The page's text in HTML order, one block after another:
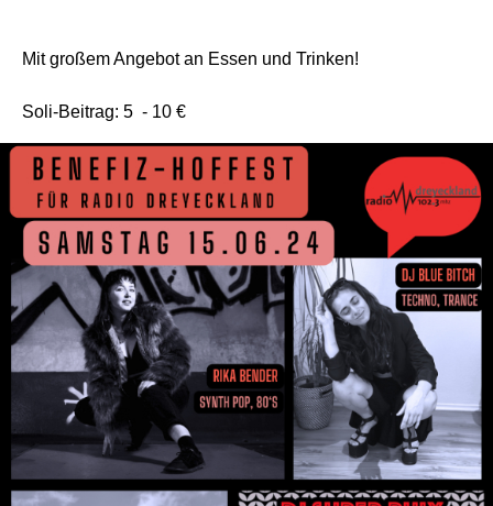
Mit großem Angebot an Essen und Trinken!
Soli-Beitrag: 5 - 10 €